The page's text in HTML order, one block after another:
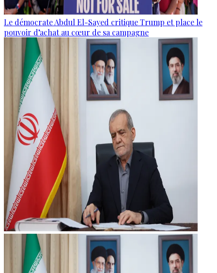
Le démocrate Abdul El-Sayed critique Trump et place le
pouvoir d’achat au cœur de sa campagne